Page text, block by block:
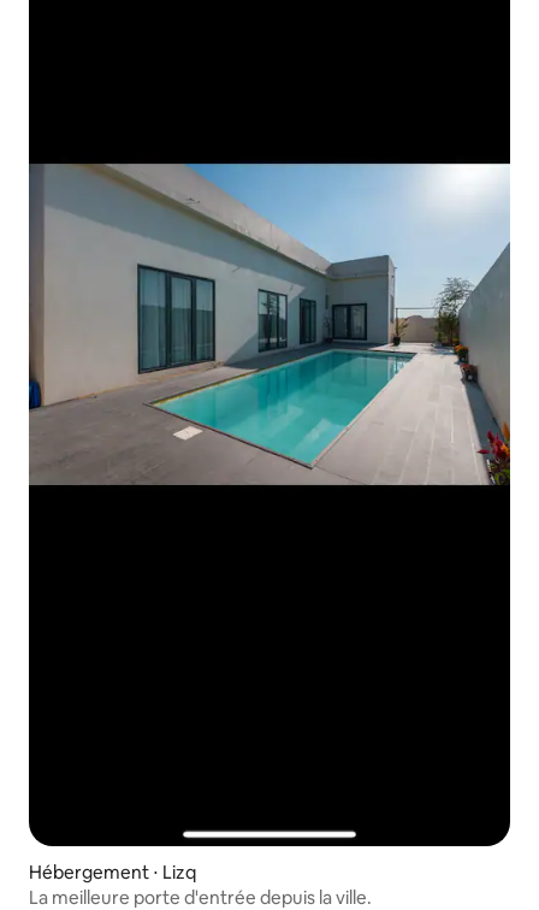
Hébergement ⋅ Lizq
La meilleure porte d'entrée depuis la ville.